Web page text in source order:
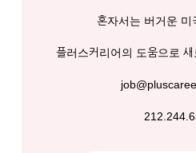
혼자서는 버거운 미
플러스커리어의 도움으로